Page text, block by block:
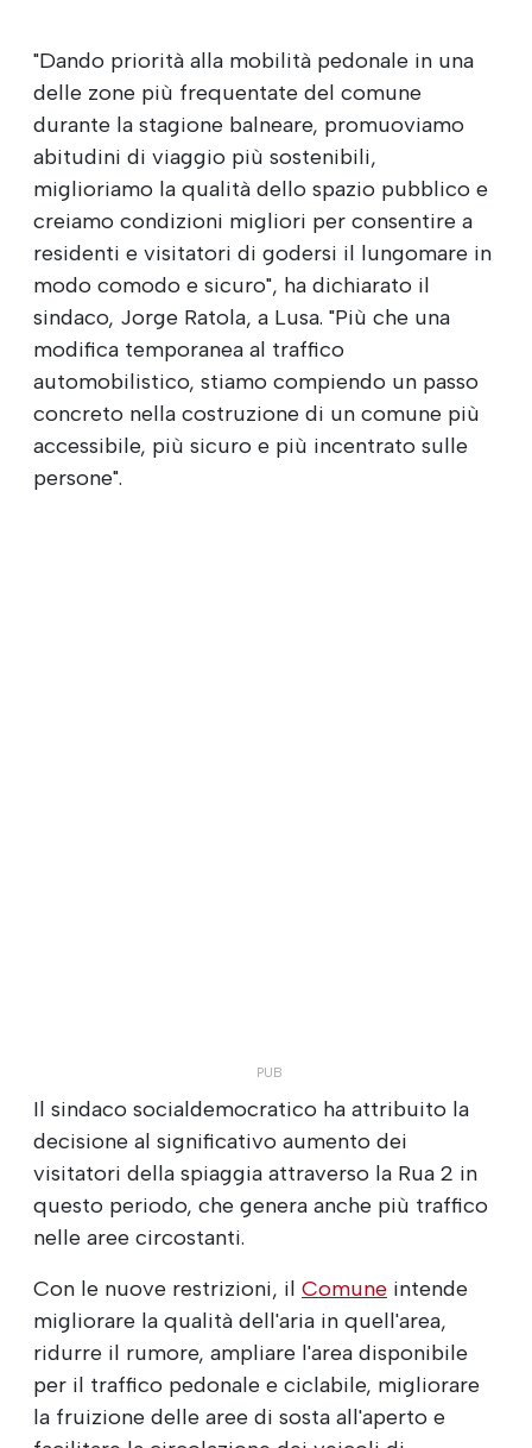
"Dando priorità alla mobilità pedonale in una
delle zone più frequentate del comune
durante la stagione balneare, promuoviamo
abitudini di viaggio più sostenibili,
miglioriamo la qualità dello spazio pubblico e
creiamo condizioni migliori per consentire a
residenti e visitatori di godersi il lungomare in
modo comodo e sicuro", ha dichiarato il
sindaco, Jorge Ratola, a Lusa. "Più che una
modifica temporanea al traffico
automobilistico, stiamo compiendo un passo
concreto nella costruzione di un comune più
accessibile, più sicuro e più incentrato sulle
persone".
Il sindaco socialdemocratico ha attribuito la
decisione al significativo aumento dei
visitatori della spiaggia attraverso la Rua 2 in
questo periodo, che genera anche più traffico
nelle aree circostanti.
Con le nuove restrizioni, il Comune intende
migliorare la qualità dell'aria in quell'area,
ridurre il rumore, ampliare l'area disponibile
per il traffico pedonale e ciclabile, migliorare
la fruizione delle aree di sosta all'aperto e